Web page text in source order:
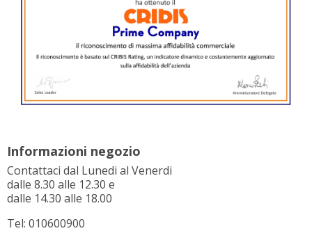
Informazioni negozio
Contattaci dal Lunedi al Venerdi
dalle 8.30 alle 12.30 e
dalle 14.30 alle 18.00
Tel: 010600900